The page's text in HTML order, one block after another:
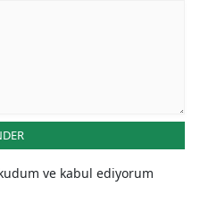
ve kabul ediyorum